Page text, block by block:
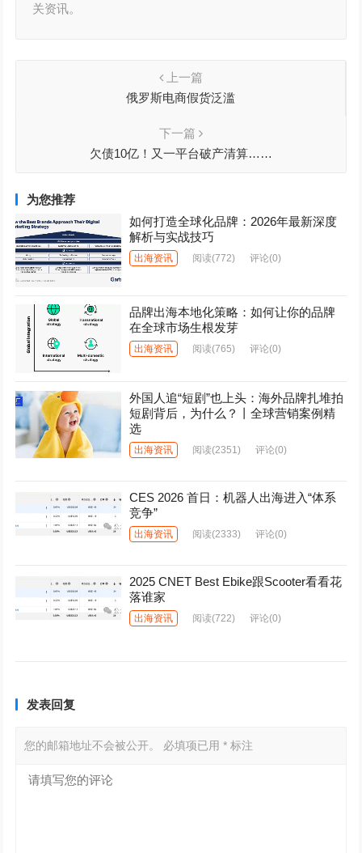
关资讯。
上一篇
俄罗斯电商假货泛滥
下一篇
欠债10亿！又一平台破产清算……
为您推荐
如何打造全球化品牌：2026年最新深度
解析与实战技巧
出海资讯 阅读(772) 评论(0)
品牌出海本地化策略：如何让你的品牌
在全球市场生根发芽
出海资讯 阅读(765) 评论(0)
外国人追“短剧”也上头：海外品牌扎堆拍
短剧背后，为什么？丨全球营销案例精
选
出海资讯 阅读(2351) 评论(0)
CES 2026 首日：机器人出海进入“体系
竞争”
出海资讯 阅读(2333) 评论(0)
2025 CNET Best Ebike跟Scooter看看花
落谁家
出海资讯 阅读(722) 评论(0)
发表回复
您的邮箱地址不会被公开。 必填项已用* 标注